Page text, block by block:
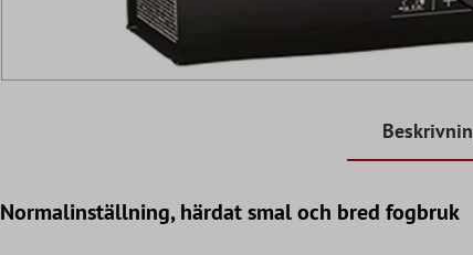
Normalinställning, härdat smal och bred fogbruk